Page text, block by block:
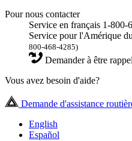
Pour nous contacter
Service en français 1-800-
Service pour l'Amérique
800-468-4285)
Demander à être
Vous avez besoin d'aide?
Demande d'assistance
English
Español